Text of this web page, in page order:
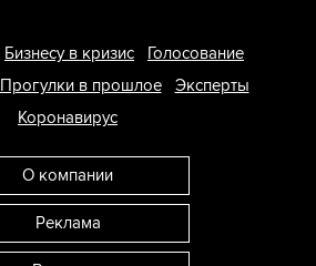
Бизнесу в кризис
Голосование
Прогулки в прошлое
Эксперты
Коронавирус
О компании
Реклама